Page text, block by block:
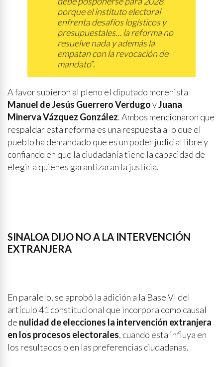
porque el instituto electoral
enfrenta desafíos logísticos y
presupuestales… la reforma no
resuelve nada y además la
empatan con la revocación de
mandato”.
A favor subieron al pleno el diputado morenista
Manuel de Jesús Guerrero VerdugoyJuana
Minerva Vázquez González. Ambos mencionaron que
respaldar esta reforma es una respuesta a lo que el
pueblo ha demandado que es un poder judicial libre y
confiando en que la ciudadanía tiene la capacidad de
elegir a quienes garantizaran la justicia.
SINALOA DIJO NO A LA INTERVENCIÓN
EXTRANJERA
En paralelo, se aprobó la adición a la Base VI del
artículo 41 constitucional que incorpora como causal
de nulidad de elecciones la intervención extranjera
en los procesos electorales, cuando esta influya en
los resultados o en las preferencias ciudadanas.